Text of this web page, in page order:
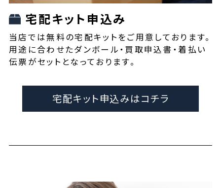
宅配キット申込み
当店では無料の宅配キットをご用意しております。
用途に合わせたダンボール・買取申込書・着払い
伝票がセットとなっております。
宅配キット申込みはコチラ